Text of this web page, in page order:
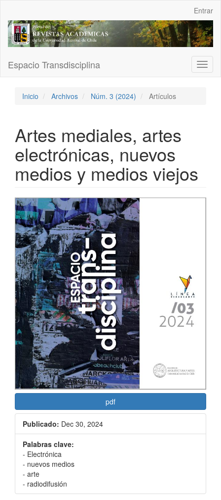
Contenido
principal
Barra
Entrar
Espacio Transdisciplina
Inicio Archivos Núm. 3 (2024) Artículos
Artes mediales, artes
electrónicas, nuevos
medios y medios viejos
Barra
lateral
del
artículo
pdf
Publicado: Dec 30, 2024
Palabras clave:
- Electrónica
- nuevos medios
- arte
- radiodifusión